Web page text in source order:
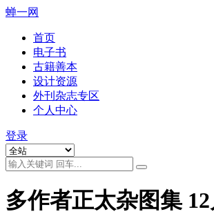
蝉一网
首页
电子书
古籍善本
设计资源
外刊杂志专区
个人中心
登录
多作者正太杂图集